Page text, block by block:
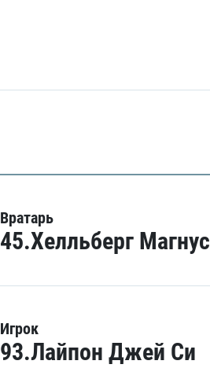
Вратарь
45.Хелльберг Магнус
Игрок
93.Лайпон Джей Си